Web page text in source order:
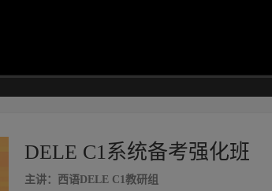
DELE C1系统备考强化班
主讲：西语DELE C1教研组